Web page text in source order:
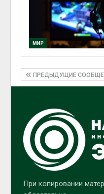
МИР
ПРЕДЫДУЩИЕ
При копировании